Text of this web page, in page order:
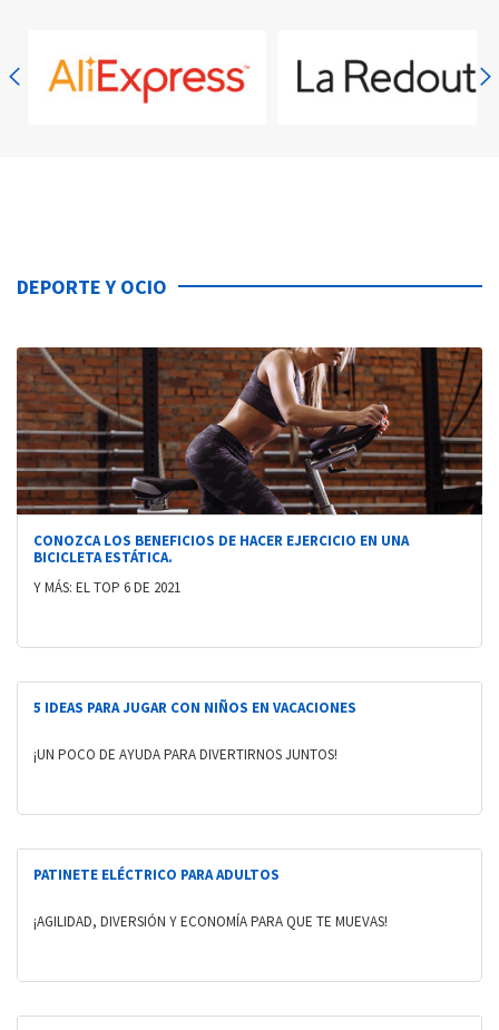
DEPORTE Y OCIO
CONOZCA LOS BENEFICIOS DE HACER EJERCICIO EN UNA
BICICLETA ESTÁTICA.
Y MÁS: EL TOP 6 DE 2021
5 IDEAS PARA JUGAR CON NIÑOS EN VACACIONES
¡UN POCO DE AYUDA PARA DIVERTIRNOS JUNTOS!
PATINETE ELÉCTRICO PARA ADULTOS
¡AGILIDAD, DIVERSIÓN Y ECONOMÍA PARA QUE TE MUEVAS!